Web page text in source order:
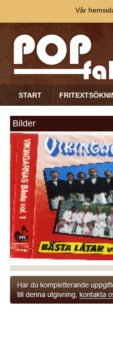
START
Bilder
Vår